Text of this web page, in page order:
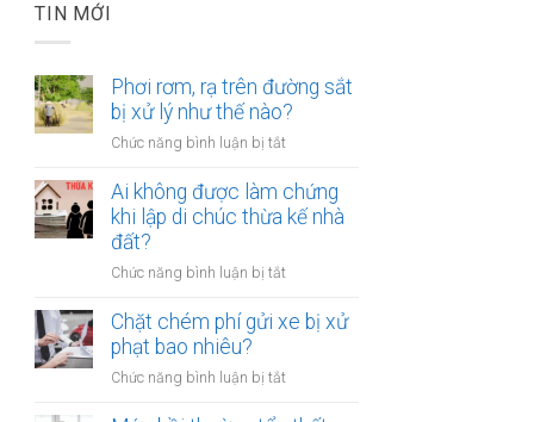
TIN MỚI
Phơi rơm, rạ trên đường sắt
bị xử lý như thế nào?
Chức năng bình luận bị tắt
rơm,
rạ
sắt
xử
nào?
Ai không được làm chứng
khi lập di chúc thừa kế nhà
đất?
Chức năng bình luận bị tắt
không
chứng
Chặt chém phí gửi xe bị xử
phạt bao nhiêu?
Chức năng bình luận bị tắt